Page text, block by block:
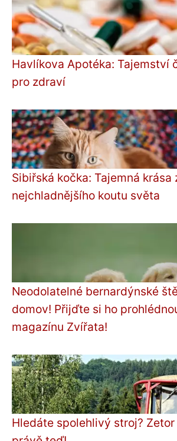
Havlíkova Apotéka: Tajemství
pro zdraví
Sibiřská kočka: Tajemná krása
nejchladnějšího koutu světa
Neodolatelné bernardýnské
domov! Přijďte si ho
magazínu Zvířata!
Hledáte spolehlivý stroj? Zetor